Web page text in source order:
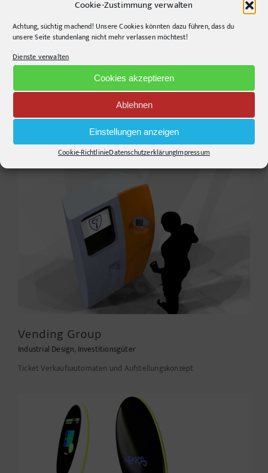
Cookie-Zustimmung verwalten
Achtung, süchtig machend! Unsere Cookies könnten dazu führen, dass du
unsere Seite stundenlang nicht mehr verlassen möchtest!
Dienste verwalten
Cookies akzeptieren
Ablehnen
Einstellungen anzeigen
Cookie-RichtlinieDatenschutzerklärungImpressum
Konsumgüter
Marina PR
Tourismus PR
Vending Group
Industrial Design, Investitionsgüter
Ticket Verkaufsautomaten und Aufstellungskonzept